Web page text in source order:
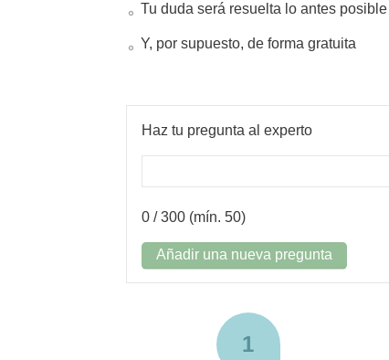
Tu duda será resuelta lo antes
Y, por supuesto, de forma gratuita
Haz tu pregunta al experto
0 / 300 (mín. 50)
Añadir una nueva pregunta
1